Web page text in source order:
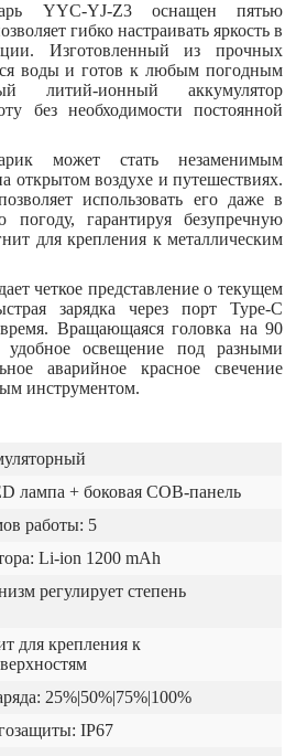
YYC-YJ-Z3 оснащен пятью
гибко настраивать яркость в
Изготовленный из прочных
воды и готов к любым погодным
литий-ионный аккумулятор
без необходимости постоянной
может стать незаменимым
открытом воздухе и путешествиях.
использовать его даже в
гарантируя безупречную
для крепления к металлическим
четкое представление о текущем
зарядка через порт Type-C
Вращающаяся головка на 90
удобное освещение под разными
аварийное красное свечение
инструментом.
лампа + боковая COB-панель
работы: 5
Li-ion 1200 mAh
регулирует степень
для крепления к
25%|50%|75%|100%
IP67